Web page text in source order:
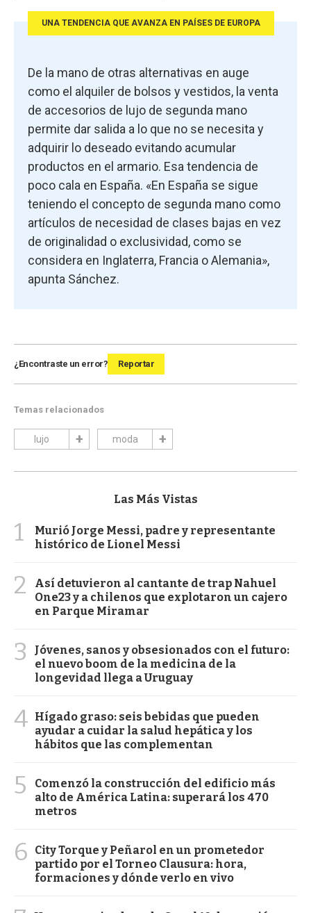
UNA TENDENCIA QUE AVANZA EN PAÍSES DE EUROPA
De la mano de otras alternativas en auge
como el alquiler de bolsos y vestidos, la venta
de accesorios de lujo de segunda mano
permite dar salida a lo que no se necesita y
adquirir lo deseado evitando acumular
productos en el armario. Esa tendencia de
poco cala en España. «En España se sigue
teniendo el concepto de segunda mano como
artículos de necesidad de clases bajas en vez
de originalidad o exclusividad, como se
considera en Inglaterra, Francia o Alemania»,
apunta Sánchez.
¿Encontraste un error? Reportar
Temas relacionados
lujo moda
Las Más Vistas
1
Murió Jorge Messi, padre y representante
histórico de Lionel Messi
2
Así detuvieron al cantante de trap Nahuel
One23 y a chilenos que explotaron un cajero
en Parque Miramar
3
Jóvenes, sanos y obsesionados con el futuro:
el nuevo boom de la medicina de la
longevidad llega a Uruguay
4 Hígado graso: seis bebidas que pueden
ayudar a cuidar la salud hepática y los
hábitos que las complementan
5
Comenzó la construcción del edificio más
alto de América Latina: superará los 470
metros
6
City Torque y Peñarol en un prometedor
partido por el Torneo Clausura: hora,
formaciones y dónde verlo en vivo